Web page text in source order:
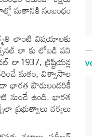
మతానికి సంబంధం
లాంటి విషయాలకు
లా కు లోబడి పని
లా1937, క్రిష్టియన్ల
మతం, విశ్వాసాల
భారత పౌరులందరికీ
నుంచే ఉంది. భారత
చర్యలు